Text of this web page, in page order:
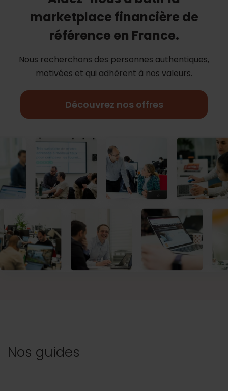
marketplace financière de
référence en France.
Nous recherchons des personnes authentiques,
motivées et qui adhèrent à nos valeurs.
Découvrez nos offres
Nos guides